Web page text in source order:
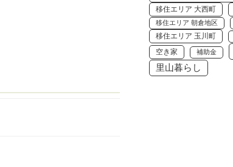
移住エリア 大西町
移住エリア 朝倉地区
移住エリア 玉川町
空き家 補助金
里山暮らし